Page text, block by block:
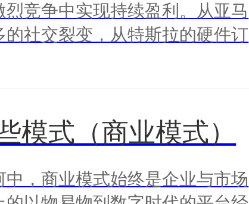
竞争中实现持续盈利。从亚马
社交裂变，从特斯拉的硬件订
模式（商业模式）
，商业模式始终是企业与市场